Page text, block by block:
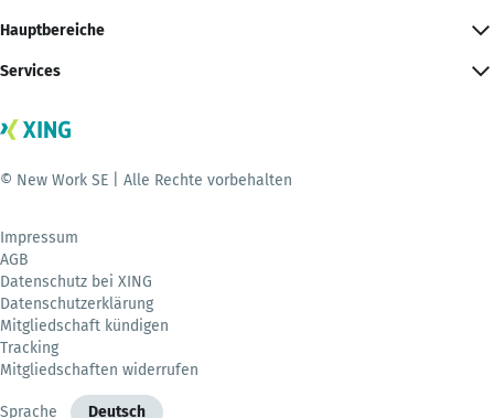
Hauptbereiche
Services
© New Work SE | Alle Rechte vorbehalten
Impressum
AGB
Datenschutz bei XING
Datenschutzerklärung
Mitgliedschaft kündigen
Tracking
Mitgliedschaften widerrufen
Sprache Deutsch